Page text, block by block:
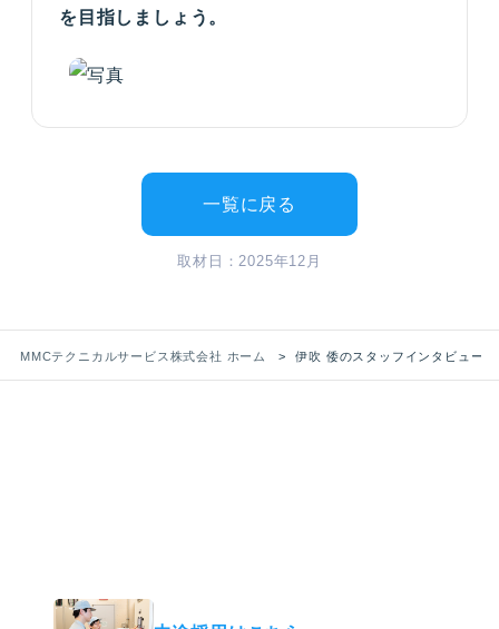
を目指しましょう。
一覧に戻る
取材日：2025年12月
MMCテクニカルサービス株式会社 ホーム 伊吹 倭のスタッフインタビュー